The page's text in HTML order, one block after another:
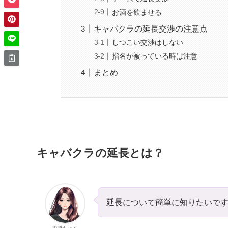
お酒を飲ませる
キャバクラの延長交渉の注意点
しつこい交渉はしない
指名が被っている時は注意
まとめ
キャバクラの延長とは？
延長について簡単に知りたいで